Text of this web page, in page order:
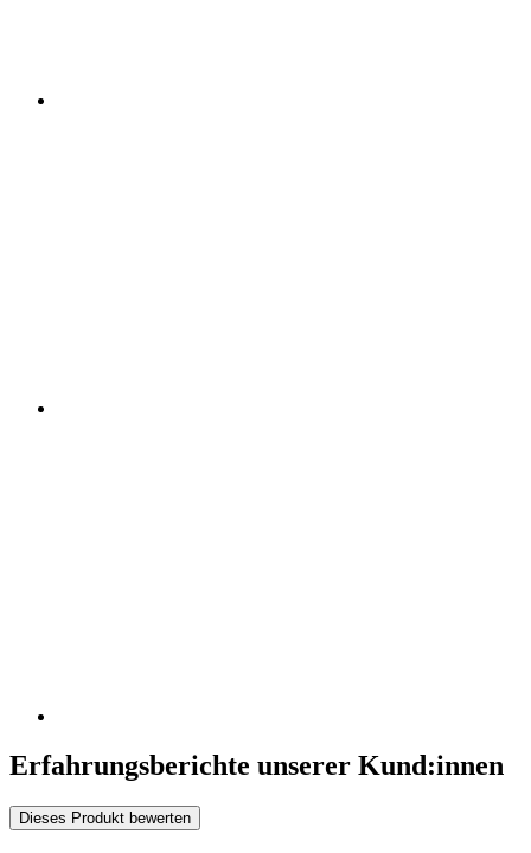
Erfahrungsberichte unserer Kund:innen
Dieses Produkt bewerten